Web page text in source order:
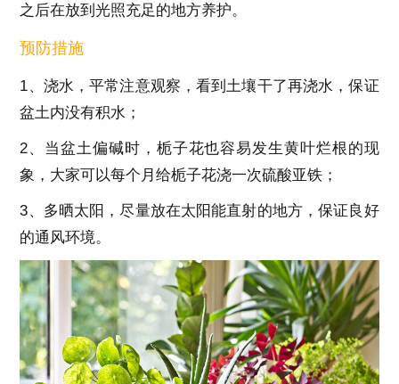
之后在放到光照充足的地方养护。
预防措施
1、浇水，平常注意观察，看到土壤干了再浇水，保证
盆土内没有积水；
2、当盆土偏碱时，栀子花也容易发生黄叶烂根的现
象，大家可以每个月给栀子花浇一次硫酸亚铁；
3、多晒太阳，尽量放在太阳能直射的地方，保证良好
的通风环境。